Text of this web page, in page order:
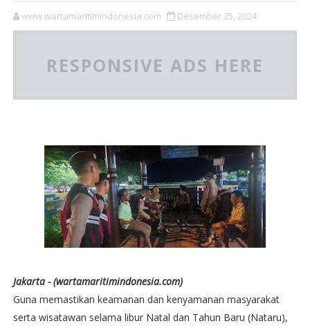
www.wartamaritimindonesia.com Desember 25, 2024
RESPONSIVE ADS HERE
Jakarta - (wartamaritimindonesia.com)
Guna memastikan keamanan dan kenyamanan masyarakat
serta wisatawan selama libur Natal dan Tahun Baru (Nataru),